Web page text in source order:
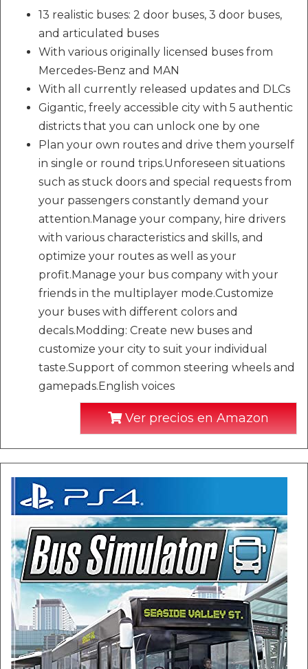
13 realistic buses: 2 door buses, 3 door buses,
and articulated buses
With various originally licensed buses from
Mercedes-Benz and MAN
With all currently released updates and DLCs
Gigantic, freely accessible city with 5 authentic
districts that you can unlock one by one
Plan your own routes and drive them yourself
in single or round trips.Unforeseen situations
such as stuck doors and special requests from
your passengers constantly demand your
attention.Manage your company, hire drivers
with various characteristics and skills, and
optimize your routes as well as your
profit.Manage your bus company with your
friends in the multiplayer mode.Customize
your buses with different colors and
decals.Modding: Create new buses and
customize your city to suit your individual
taste.Support of common steering wheels and
gamepads.English voices
Ver precios en Amazon